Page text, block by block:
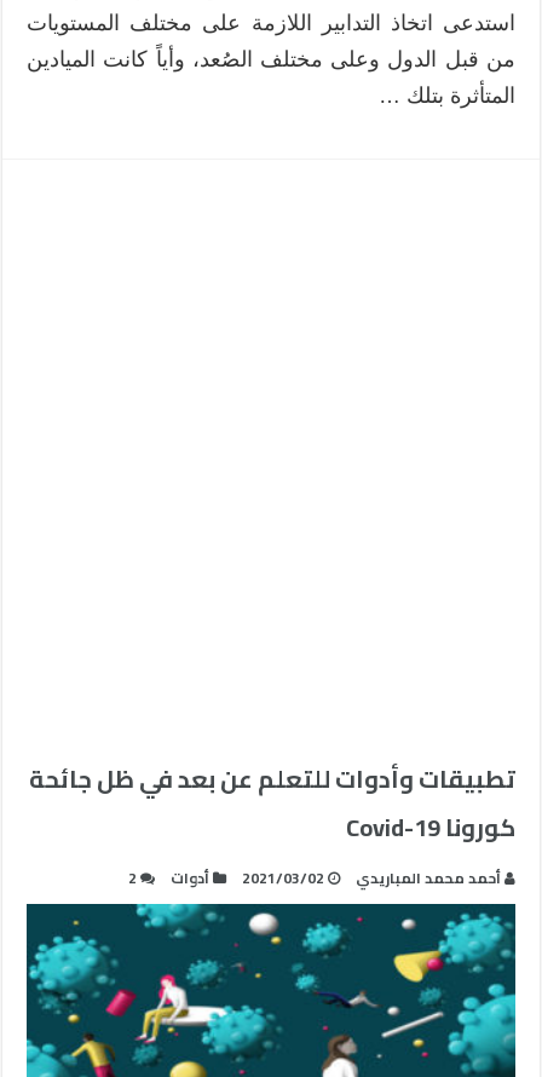
استدعى اتخاذ التدابير اللازمة على مختلف المستويات
من قبل الدول وعلى مختلف الصُعد، وأياً كانت الميادين
المتأثرة بتلك …
تطبيقات وأدوات للتعلم عن بعد في ظل جائحة
كورونا Covid-19
أحمد محمد المباريدي 2021/03/02 أدوات 2